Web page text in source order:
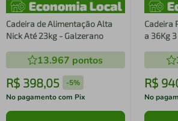
Cadeira de Alimentação Alta
Nick Até 23kg - Galzerano
13.967 pontos
R$ 398,05 -5%
No pagamento com Pix
Cadeira
a 36Kg
R$
No